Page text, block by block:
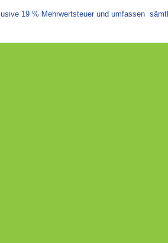
19 % Mehrwertsteuer und umfassen